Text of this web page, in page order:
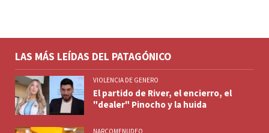
LAS MÁS LEÍDAS DEL PATAGÓNICO
VIOLENCIA DE GENERO
El partido de River, el encierro, el
"dealer" Pinocho y la huida
NARCOMENUDEO